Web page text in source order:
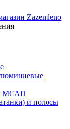
МСАП
и полосы